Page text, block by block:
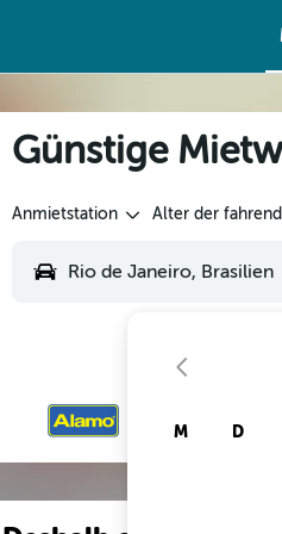
Günstige
Anmietstation Alter der
M D